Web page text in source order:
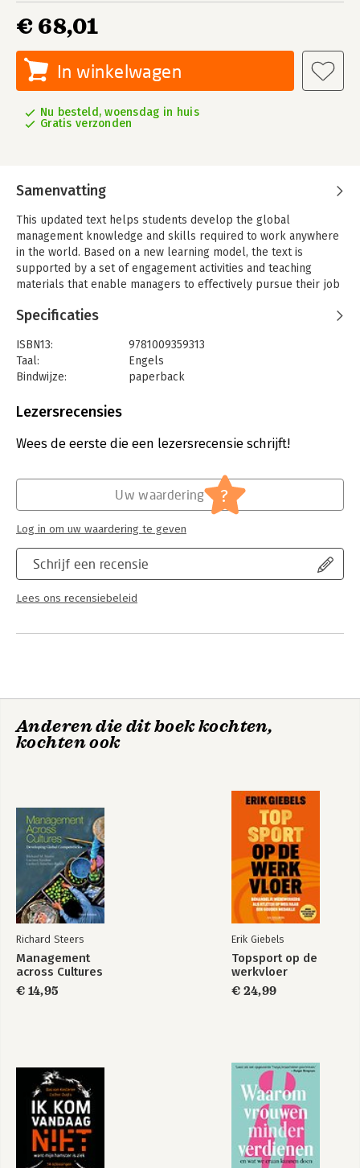
€ 68,01
In winkelwagen
Nu besteld, woensdag in huis
Gratis verzonden
Samenvatting
This updated text helps students develop the global
management knowledge and skills required to work anywhere
in the world. Based on a new learning model, the text is
supported by a set of engagement activities and teaching
materials that enable managers to effectively pursue their job
Specificaties
ISBN13:
9781009359313
Taal:
Engels
Bindwijze:
paperback
Uitgever:
Verschijningsdatum:
21-9-2023
Algemeen management
Lezersrecensies
Wees de eerste die een lezersrecensie schrijft!
Schrijf een recensie
Lees ons recensiebeleid
Uw waardering ?
Log in om uw waardering te geven
Anderen die dit boek kochten,
kochten ook
Richard Steers
Management
across Cultures
€ 14,95
Erik Giebels
Topsport op de
werkvloer
€ 24,99